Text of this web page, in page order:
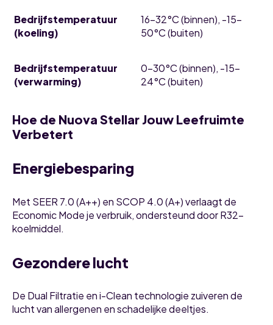
Bedrijfstemperatuur
(koeling)
16-32°C (binnen), -15-
50°C (buiten)
Bedrijfstemperatuur
(verwarming)
0-30°C (binnen), -15-
24°C (buiten)
Hoe de Nuova Stellar Jouw Leefruimte
Verbetert
Energiebesparing
Met SEER 7.0 (A++) en SCOP 4.0 (A+) verlaagt de
Economic Mode je verbruik, ondersteund door R32-
koelmiddel.
Gezondere lucht
De Dual Filtratie en i-Clean technologie zuiveren de
lucht van allergenen en schadelijke deeltjes.